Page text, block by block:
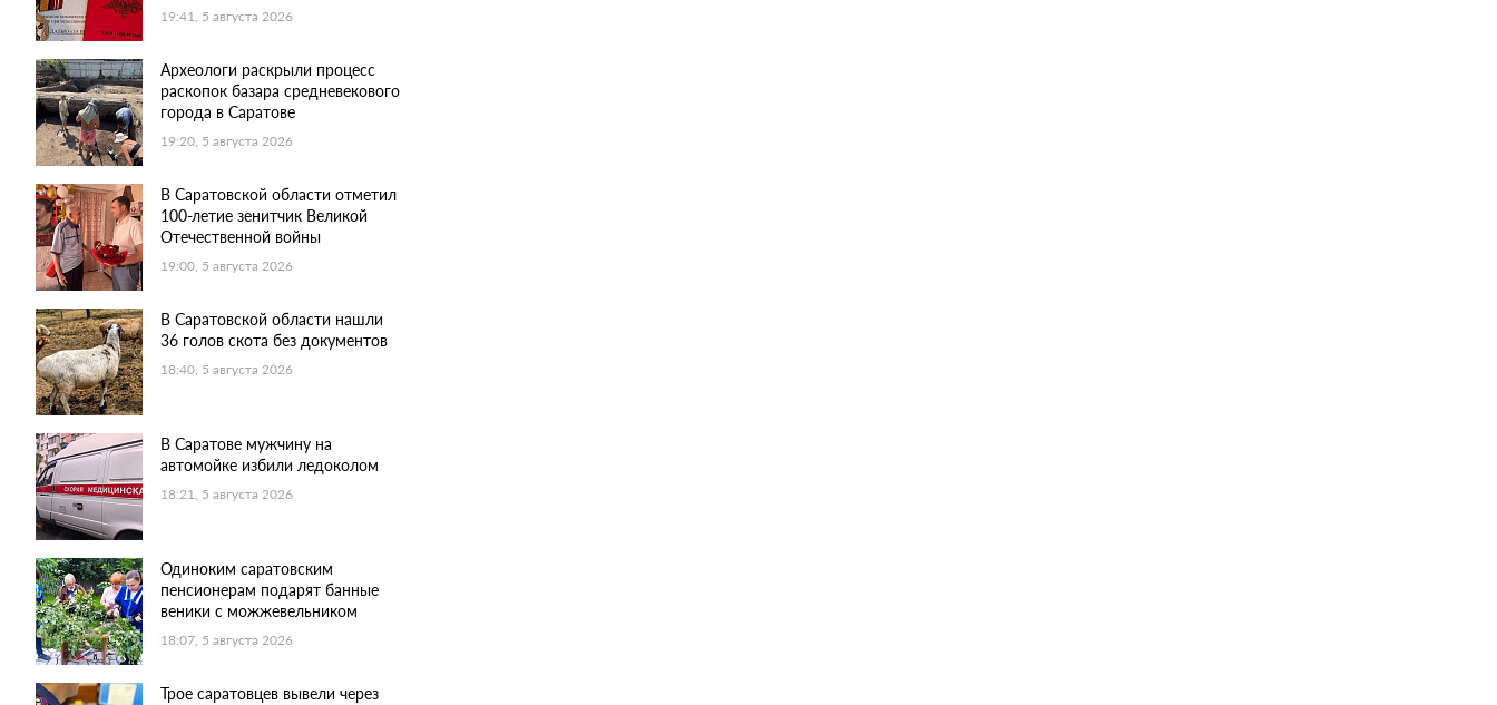
19:41, 5 августа 2026
Археологи раскрыли процесс
раскопок базара средневекового
города в Саратове
19:20, 5 августа 2026
В Саратовской области отметил
100-летие зенитчик Великой
Отечественной войны
19:00, 5 августа 2026
В Саратовской области нашли
36 голов скота без документов
18:40, 5 августа 2026
В Саратове мужчину на
автомойке избили ледоколом
18:21, 5 августа 2026
Одиноким саратовским
пенсионерам подарят банные
веники с можжевельником
18:07, 5 августа 2026
Трое саратовцев вывели через